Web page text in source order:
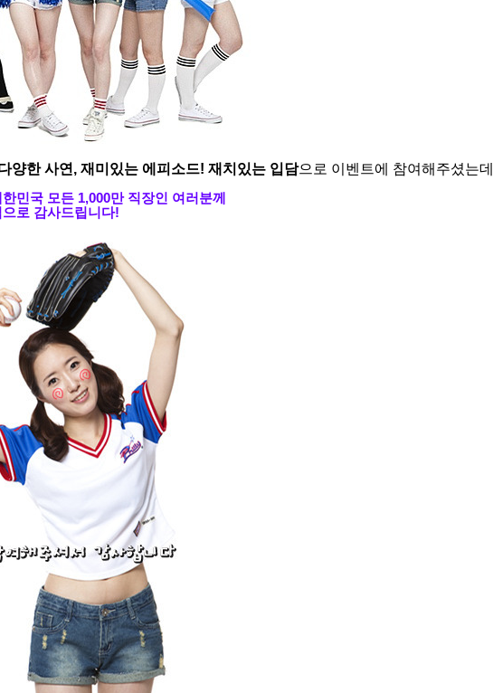
양한 사연, 재미있는 에피소드! 재치있는 입담으로 이벤트에 참여해주셨는데
민국 모든 1,000만 직장인 여러분께
로 감사드립니다!